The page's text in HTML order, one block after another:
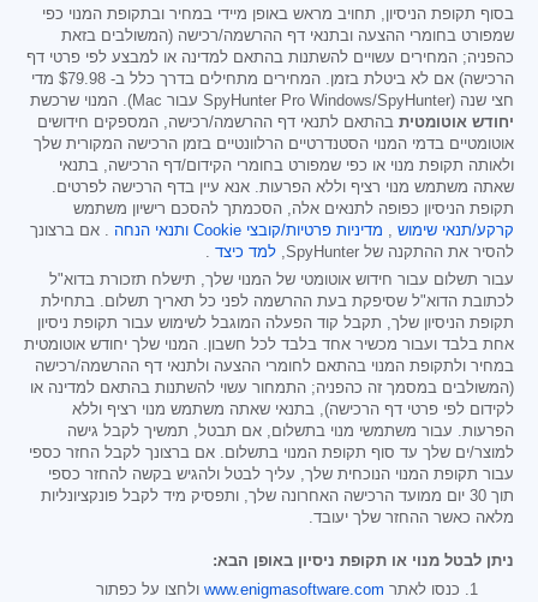
בסוף תקופת הניסיון, תחויב מראש באופן מיידי במחיר ובתקופת המנוי כפי
שמפורט בחומרי ההצעה ובתנאי דף ההרשמה/רכישה (המשולבים בזאת
כהפניה; המחירים עשויים להשתנות בהתאם למדינה או למבצע לפי פרטי דף
הרכישה) אם לא ביטלת בזמן. המחירים מתחילים בדרך כלל ב- $79.98 מדי
חצי שנה (SpyHunter Pro Windows/SpyHunter עבור Mac). המנוי שרכשת
יחודש אוטומטית בהתאם לתנאי דף ההרשמה/רכישה, המספקים חידושים
אוטומטיים בדמי המנוי הסטנדרטיים הרלוונטיים בזמן הרכישה המקורית שלך
ולאותה תקופת מנוי או כפי שמפורט בחומרי הקידום/דף הרכישה, בתנאי
שאתה משתמש מנוי רציף וללא הפרעות. אנא עיין בדף הרכישה לפרטים.
תקופת הניסיון כפופה לתנאים אלה, הסכמתך להסכם רישיון משתמש
קרקע/תנאי שימוש , מדיניות פרטיות/קובצי Cookie ותנאי הנחה . אם ברצונך
להסיר את ההתקנה של SpyHunter,
למד כיצד .
עבור תשלום עבור חידוש אוטומטי של המנוי שלך, תישלח תזכורת בדוא"ל
לכתובת הדוא"ל שסיפקת בעת ההרשמה לפני כל תאריך תשלום. בתחילת
תקופת הניסיון שלך, תקבל קוד הפעלה המוגבל לשימוש עבור תקופת ניסיון
אחת בלבד ועבור מכשיר אחד בלבד לכל חשבון. המנוי שלך יחודש אוטומטית
במחיר ולתקופת המנוי בהתאם לחומרי ההצעה ולתנאי דף ההרשמה/רכישה
(המשולבים במסמך זה כהפניה; התמחור עשוי להשתנות בהתאם למדינה או
לקידום לפי פרטי דף הרכישה), בתנאי שאתה משתמש מנוי רציף וללא
הפרעות. עבור משתמשי מנוי בתשלום, אם תבטל, תמשיך לקבל גישה
למוצר/ים שלך עד סוף תקופת המנוי בתשלום. אם ברצונך לקבל החזר כספי
עבור תקופת המנוי הנוכחית שלך, עליך לבטל ולהגיש בקשה להחזר כספי
תוך 30 יום ממועד הרכישה האחרונה שלך, ותפסיק מיד לקבל פונקציונליות
מלאה כאשר ההחזר שלך יעובד.
ניתן לבטל מנוי או תקופת ניסיון באופן הבא:
כנסו לאתר www.enigmasoftware.com ולחצו על כפתור